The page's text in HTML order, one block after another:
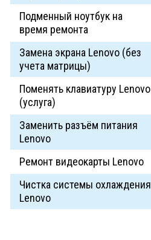
Подменный ноутбук на
время ремонта
Замена экрана Lenovo (без
учета матрицы)
Поменять клавиатуру Lenovo
(услуга)
Заменить разъём питания
Lenovo
Ремонт видеокарты Lenovo
Чистка системы охлаждения
Lenovo